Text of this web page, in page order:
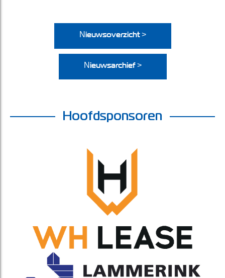
Nieuwsoverzicht >
Nieuwsarchief >
Hoofdsponsoren